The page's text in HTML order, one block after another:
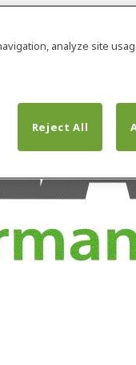
analyze site
Reject All